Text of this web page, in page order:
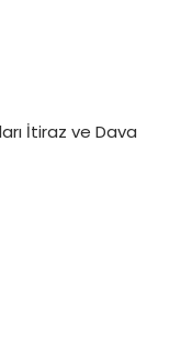
İtiraz ve Dava